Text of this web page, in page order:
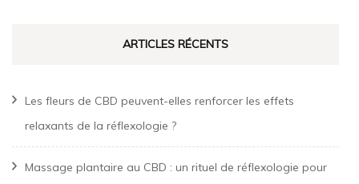
ARTICLES RÉCENTS
Les fleurs de CBD peuvent-elles renforcer les effets
relaxants de la réflexologie ?
Massage plantaire au CBD : un rituel de réflexologie pour